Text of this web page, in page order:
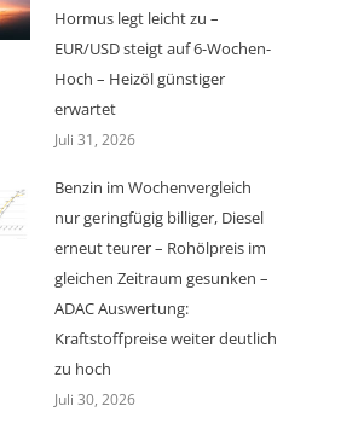
Hormus legt leicht zu –
EUR/USD steigt auf 6-Wochen-
Hoch – Heizöl günstiger
erwartet
Juli 31, 2026
Benzin im Wochenvergleich
nur geringfügig billiger, Diesel
erneut teurer – Rohölpreis im
gleichen Zeitraum gesunken –
ADAC Auswertung:
Kraftstoffpreise weiter deutlich
zu hoch
Juli 30, 2026